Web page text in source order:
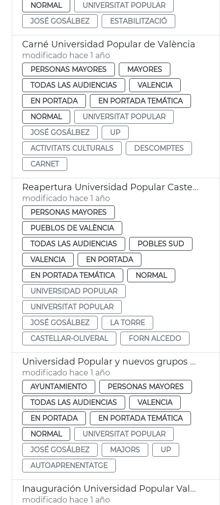
NORMAL
UNIVERSITAT POPULAR
JOSÉ GOSÁLBEZ
ESTABILITZACIÓ
Carné Universidad Popular de València
modificado hace 1 año
PERSONAS MAYORES
MAYORES
TODAS LAS AUDIENCIAS
VALENCIA
EN PORTADA
EN PORTADA TEMÁTICA
NORMAL
UNIVERSITAT POPULAR
JOSÉ GOSÁLBEZ
UP
ACTIVITATS CULTURALS
DESCOMPTES
CARNET
Reapertura Universidad Popular Castellar-l'Oliveral
modificado hace 1 año
PERSONAS MAYORES
PUEBLOS DE VALÈNCIA
TODAS LAS AUDIENCIAS
POBLES SUD
VALENCIA
EN PORTADA
EN PORTADA TEMÁTICA
NORMAL
UNIVERSIDAD POPULAR
UNIVERSITAT POPULAR
JOSÉ GOSÁLBEZ
LA TORRE
CASTELLAR-OLIVERAL
FORN ALCEDO
Universidad Popular y nuevos grupos de autoaprendizaje gratuitos
modificado hace 1 año
AYUNTAMIENTO
PERSONAS MAYORES
TODAS LAS AUDIENCIAS
VALENCIA
EN PORTADA
EN PORTADA TEMÁTICA
NORMAL
UNIVERSITAT POPULAR
JOSÉ GOSÁLBEZ
MAJORS
UP
AUTOAPRENENTATGE
Inauguración Universidad Popular València
modificado hace 1 año